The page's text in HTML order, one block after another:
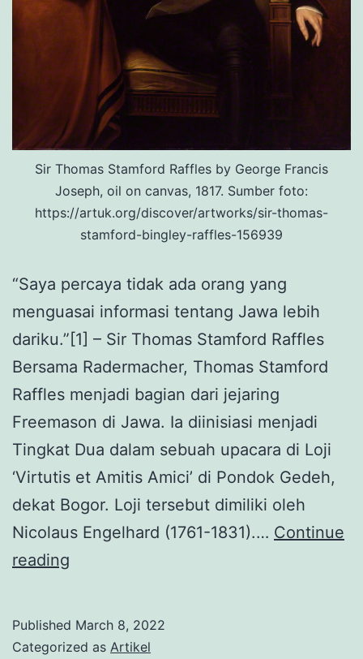
Sir Thomas Stamford Raffles by George Francis
Joseph, oil on canvas, 1817. Sumber foto:
https://artuk.org/discover/artworks/sir-thomas-
stamford-bingley-raffles-156939
“Saya percaya tidak ada orang yang
menguasai informasi tentang Jawa lebih
dariku.”[1] – Sir Thomas Stamford Raffles
Bersama Radermacher, Thomas Stamford
Raffles menjadi bagian dari jejaring
Freemason di Jawa. Ia diinisiasi menjadi
Tingkat Dua dalam sebuah upacara di Loji
‘Virtutis et Amitis Amici’ di Pondok Gedeh,
dekat Bogor. Loji tersebut dimiliki oleh
Nicolaus Engelhard (1761-1831).… Continue
reading
(2):
Published March 8, 2022
Categorized as Artikel